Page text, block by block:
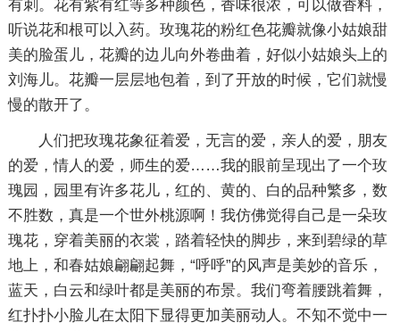
有刺。花有紫有红等多种颜色，香味很浓，可以做香料，
听说花和根可以入药。玫瑰花的粉红色花瓣就像小姑娘甜
美的脸蛋儿，花瓣的边儿向外卷曲着，好似小姑娘头上的
刘海儿。花瓣一层层地包着，到了开放的时候，它们就慢
慢的散开了。
人们把玫瑰花象征着爱，无言的爱，亲人的爱，朋友
的爱，情人的爱，师生的爱……我的眼前呈现出了一个玫
瑰园，园里有许多花儿，红的、黄的、白的品种繁多，数
不胜数，真是一个世外桃源啊！我仿佛觉得自己是一朵玫
瑰花，穿着美丽的衣裳，踏着轻快的脚步，来到碧绿的草
地上，和春姑娘翩翩起舞，“呼呼”的风声是美妙的音乐，
蓝天，白云和绿叶都是美丽的布景。我们弯着腰跳着舞，
红扑扑小脸儿在太阳下显得更加美丽动人。不知不觉中一